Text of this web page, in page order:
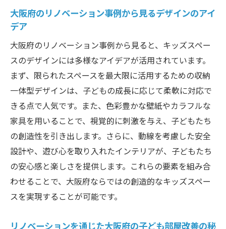
大阪府のリノベーション事例から見るデザインのアイ
デア
大阪府のリノベーション事例から見ると、キッズスペー
スのデザインには多様なアイデアが活用されています。
まず、限られたスペースを最大限に活用するための収納
一体型デザインは、子どもの成長に応じて柔軟に対応で
きる点で人気です。また、色彩豊かな壁紙やカラフルな
家具を用いることで、視覚的に刺激を与え、子どもたち
の創造性を引き出します。さらに、動線を考慮した安全
設計や、遊び心を取り入れたインテリアが、子どもたち
の安心感と楽しさを提供します。これらの要素を組み合
わせることで、大阪府ならではの創造的なキッズスペー
スを実現することが可能です。
リノベーションを通じた大阪府の子ども部屋改善の秘